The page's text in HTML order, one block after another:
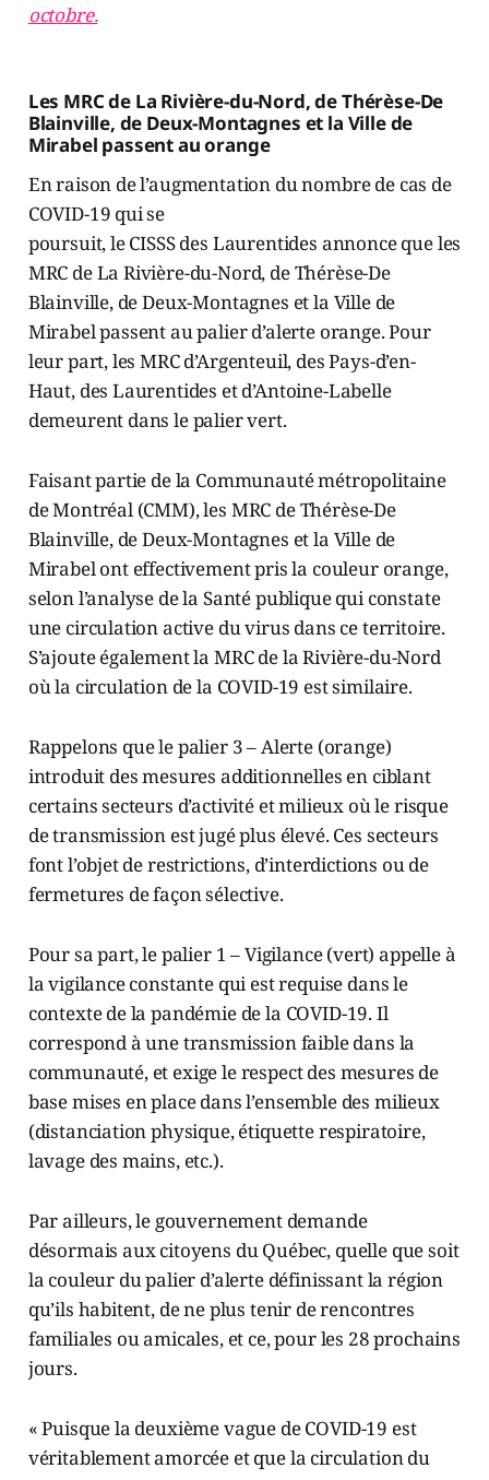
octobre.
Les MRC de La Rivière-du-Nord, de Thérèse-De
Blainville, de Deux-Montagnes et la Ville de
Mirabel passent au orange
En raison de l’augmentation du nombre de cas de
COVID-19 qui se
poursuit, le CISSS des Laurentides annonce que les
MRC de La Rivière-du-Nord, de Thérèse-De
Blainville, de Deux-Montagnes et la Ville de
Mirabel passent au palier d’alerte orange. Pour
leur part, les MRC d’Argenteuil, des Pays-d’en-
Haut, des Laurentides et d’Antoine-Labelle
demeurent dans le palier vert.
Faisant partie de la Communauté métropolitaine
de Montréal (CMM), les MRC de Thérèse-De
Blainville, de Deux-Montagnes et la Ville de
Mirabel ont effectivement pris la couleur orange,
selon l’analyse de la Santé publique qui constate
une circulation active du virus dans ce territoire.
S’ajoute également la MRC de la Rivière-du-Nord
où la circulation de la COVID-19 est similaire.
Rappelons que le palier 3 – Alerte (orange)
introduit des mesures additionnelles en ciblant
certains secteurs d’activité et milieux où le risque
de transmission est jugé plus élevé. Ces secteurs
font l’objet de restrictions, d’interdictions ou de
fermetures de façon sélective.
Pour sa part, le palier 1 – Vigilance (vert) appelle à
la vigilance constante qui est requise dans le
contexte de la pandémie de la COVID-19. Il
correspond à une transmission faible dans la
communauté, et exige le respect des mesures de
base mises en place dans l’ensemble des milieux
(distanciation physique, étiquette respiratoire,
lavage des mains, etc.).
Par ailleurs, le gouvernement demande
désormais aux citoyens du Québec, quelle que soit
la couleur du palier d’alerte définissant la région
qu’ils habitent, de ne plus tenir de rencontres
familiales ou amicales, et ce, pour les 28 prochains
jours.
« Puisque la deuxième vague de COVID-19 est
véritablement amorcée et que la circulation du